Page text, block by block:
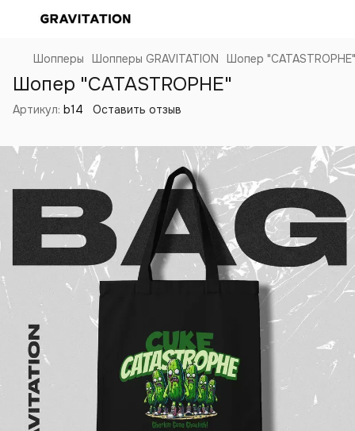
Шопперы Шопперы GRAVITATION Шопер "CATASTROPHE"
Шопер "CATASTROPHE"
Артикул: b14 Оставить отзыв